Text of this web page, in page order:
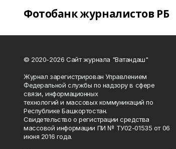
Фотобанк журналистов РБ
© 2020-2026 Сайт журнала "Ватандаш"
Журнал зарегистрирован Управлением
Федеральной службы по надзору в сфере
связи, информационных
технологий и массовых коммуникаций по
Республике Башкортостан.
Свидетельство о регистрации средства
массовой информации ПИ № ТУ02-01535 от 06
июня 2016 года.